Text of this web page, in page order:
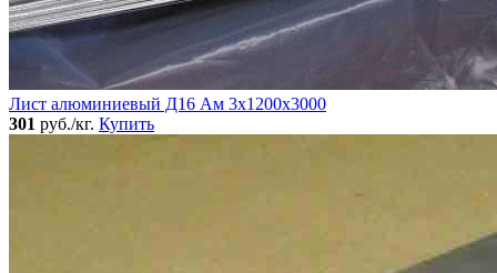
Лист алюминиевый Д16 Ам 3х1200х3000
301 руб./кг. Купить